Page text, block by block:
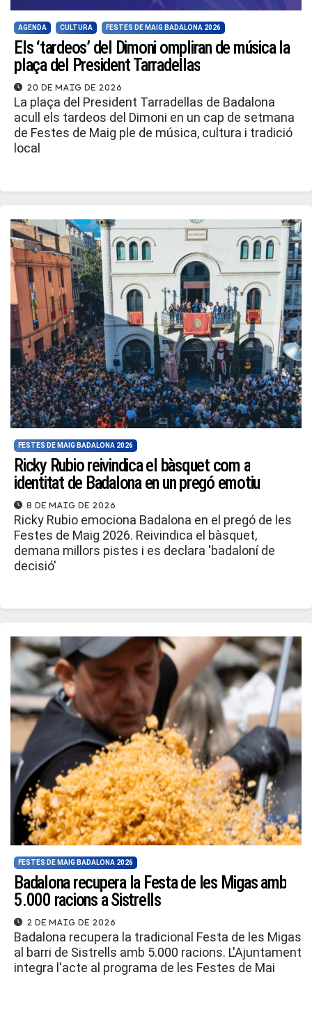
AGENDA CULTURA FESTES DE MAIG BADALONA 2026
Els ‘tardeos’ del Dimoni ompliran de música la
plaça del President Tarradellas
20 de maig de 2026
La plaça del President Tarradellas de Badalona
acull els tardeos del Dimoni en un cap de setmana
de Festes de Maig ple de música, cultura i tradició
local
FESTES DE MAIG BADALONA 2026
Ricky Rubio reivindica el bàsquet com a
identitat de Badalona en un pregó emotiu
8 de maig de 2026
Ricky Rubio emociona Badalona en el pregó de les
Festes de Maig 2026. Reivindica el bàsquet,
demana millors pistes i es declara 'badaloní de
decisió'
FESTES DE MAIG BADALONA 2026
Badalona recupera la Festa de les Migas amb
5.000 racions a Sistrells
2 de maig de 2026
Badalona recupera la tradicional Festa de les Migas
al barri de Sistrells amb 5.000 racions. L'Ajuntament
integra l'acte al programa de les Festes de Mai